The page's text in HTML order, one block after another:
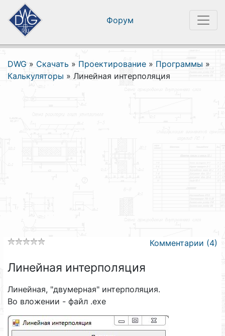
Форум
DWG » Скачать » Проектирование » Программы »
Калькуляторы » Линейная интерполяция
Комментарии (4)
Линейная интерполяция
Линейная, "двумерная" интерполяция.
Во вложении - файл .exe